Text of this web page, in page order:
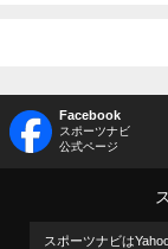
Facebook
スポーツナビ
公式ページ
スポーツナビは